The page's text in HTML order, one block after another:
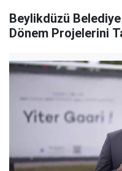
Beylikdüzü Belediye
Dönem Projelerini